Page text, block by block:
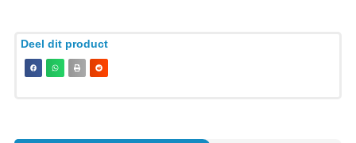
Deel dit product